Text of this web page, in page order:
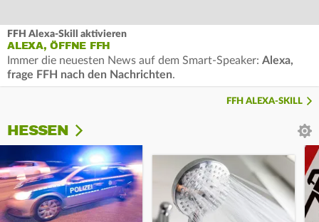
FFH Alexa-Skill aktivieren
ALEXA, ÖFFNE FFH
Immer die neuesten News auf dem Smart-Speaker: Alexa,
frage FFH nach den Nachrichten.
FFH ALEXA-SKILL
HESSEN